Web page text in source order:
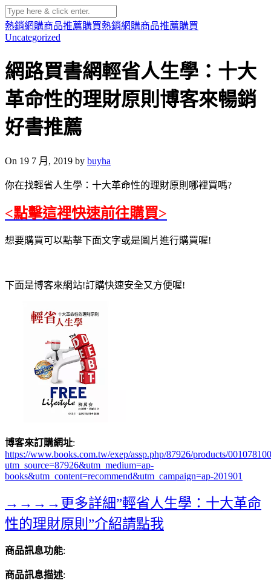
熱銷網購商品推薦購買熱銷網購商品推薦購買
Uncategorized
網路買書網輕省人生學：十大
革命性的理財原則博客來暢銷
好書推薦
On 19 7 月, 2019 by buyha
你在找輕省人生學：十大革命性的理財原則哪裡買嗎?
<點擊這裡快速前往購買>
想要購買可以點擊下面文字或是圖片進行購買喔!
下面是博客來網站!訂購快速安全又方便喔!
博客來訂購網址:
https://www.books.com.tw/exep/assp.php/87926/products/
utm_source=87926&utm_medium=ap-
books&utm_content=recommend&utm_campaign=ap-201901
→→→→更多詳細”輕省人生學：十大革命
性的理財原則”介紹請點我
商品訊息功能:
商品訊息描述: